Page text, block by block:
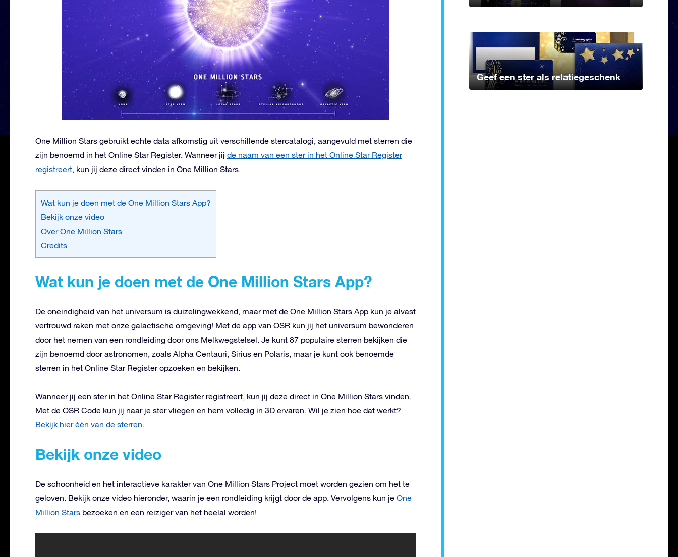
One Million Stars gebruikt echte data afkomstig uit verschillende stercatalogi, aangevuld met sterren die
zijn benoemd in het Online Star Register. Wanneer jij de naam van een ster in het Online Star Register
registreert, kun jij deze direct vinden in One Million Stars.
Wat kun je doen met de One Million Stars App?
Bekijk onze video
Over One Million Stars
Credits
Wat kun je doen met de One Million Stars App?
De oneindigheid van het universum is duizelingwekkend, maar met de One Million Stars App kun je alvast
vertrouwd raken met onze galactische omgeving! Met de app van OSR kun jij het universum bewonderen
door het nemen van een rondleiding door ons Melkwegstelsel. Je kunt 87 populaire sterren bekijken die
zijn benoemd door astronomen, zoals Alpha Centauri, Sirius en Polaris, maar je kunt ook benoemde
sterren in het Online Star Register opzoeken en bekijken.
Wanneer jij een ster in het Online Star Register registreert, kun jij deze direct in One Million Stars vinden.
Met de OSR Code kun jij naar je ster vliegen en hem volledig in 3D ervaren. Wil je zien hoe dat werkt?
Bekijk hier één van de sterren.
Bekijk onze video
De schoonheid en het interactieve karakter van One Million Stars Project moet worden gezien om het te
geloven. Bekijk onze video hieronder, waarin je een rondleiding krijgt door de app. Vervolgens kun je One
Million Stars bezoeken en een reiziger van het heelal worden!
Geef een ster als relatiegeschenk